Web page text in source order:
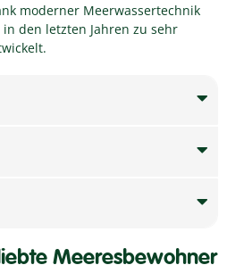
moderner Meerwassertechnik
den letzten Jahren zu sehr
Meeresbewohner